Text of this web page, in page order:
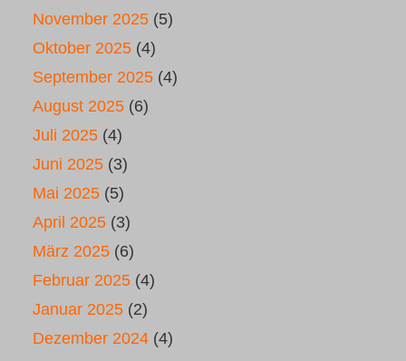
November 2025 (5)
Oktober 2025 (4)
September 2025 (4)
August 2025 (6)
Juli 2025 (4)
Juni 2025 (3)
Mai 2025 (5)
April 2025 (3)
März 2025 (6)
Februar 2025 (4)
Januar 2025 (2)
Dezember 2024 (4)